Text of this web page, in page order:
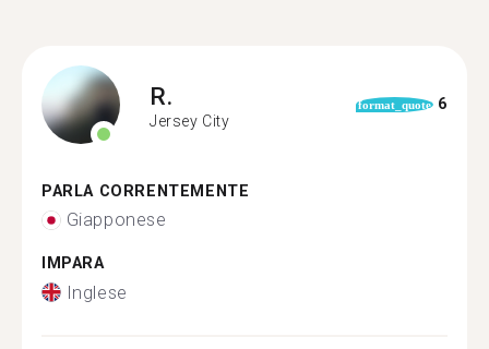
R.
Jersey City
format_quote 6
PARLA CORRENTEMENTE
Giapponese
IMPARA
Inglese